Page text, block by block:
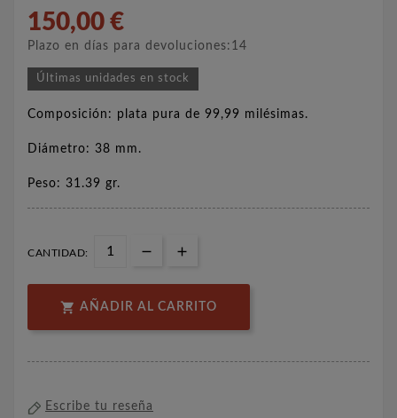
150,00 €
Plazo en días para devoluciones:14
Últimas unidades en stock
Composición: plata pura de 99,99 milésimas.
Diámetro: 38 mm.
Peso: 31.39 gr.
CANTIDAD:
 AÑADIR AL CARRITO
Escribe tu reseña